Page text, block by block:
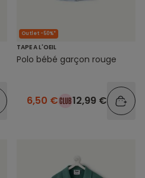
Outlet -50%*
TAPE A L'OEIL
Polo bébé garçon rouge
6,50 € 12,99 €